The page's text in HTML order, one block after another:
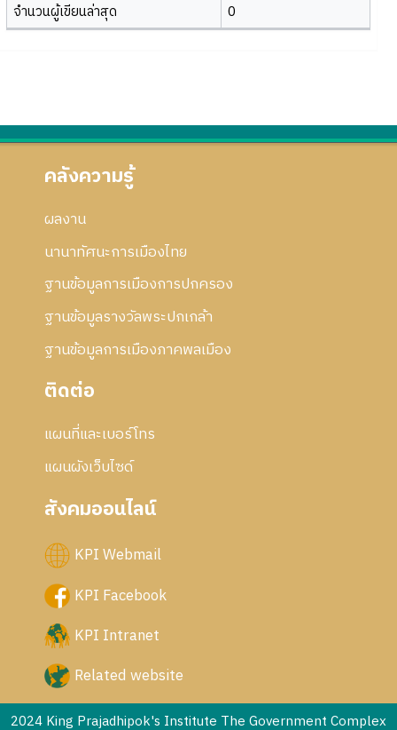
จำนวนผู้เขียนล่าสุด 0
คลังความรู้
ผลงาน
นานาทัศนะการเมืองไทย
ฐานข้อมูลการเมืองการปกครอง
ฐานข้อมูลรางวัลพระปกเกล้า
ฐานข้อมูลการเมืองภาคพลเมือง
ติดต่อ
แผนที่และเบอร์โทร
แผนผังเว็บไซด์
สังคมออนไลน์
KPI Webmail
KPI Facebook
KPI Intranet
Related website
2024 King Prajadhipok's Institute The Government Complex